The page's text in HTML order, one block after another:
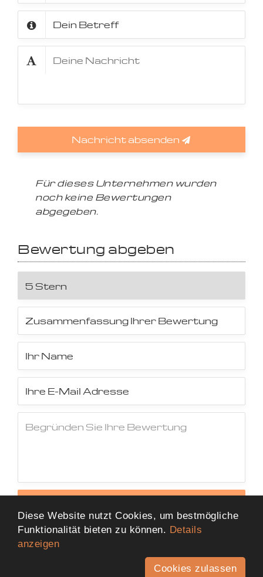
Nachricht absenden
Für dieses Unternehmen wurden
noch keine Bewertungen
abgegeben.
Bewertung abgeben
Diese Website nutzt Cookies, um bestmögliche
Funktionalität bieten zu können. Details
anzeigen
Cookies zulassen